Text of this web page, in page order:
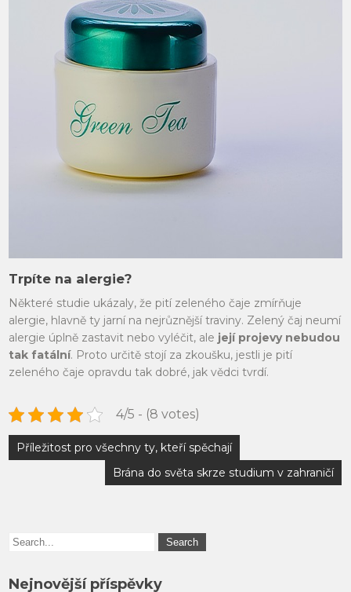
Trpíte na alergie?
Některé studie ukázaly, že pití zeleného čaje zmírňuje
alergie, hlavně ty jarní na nejrůznější traviny. Zelený čaj neumí
alergie úplně zastavit nebo vyléčit, ale její projevy nebudou
tak fatální. Proto určitě stojí za zkoušku, jestli je pití
zeleného čaje opravdu tak dobré, jak vědci tvrdí.
4/5 - (8 votes)
Navigace
pro
Příležitost pro všechny ty, kteří spěchají
Brána do světa skrze studium v zahraničí
Nejnovější příspěvky